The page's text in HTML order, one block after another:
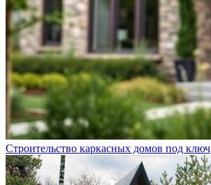
Строительство каркасных домов под ключ